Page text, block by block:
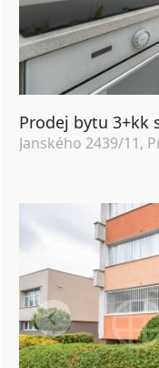
Janského 2439/11,